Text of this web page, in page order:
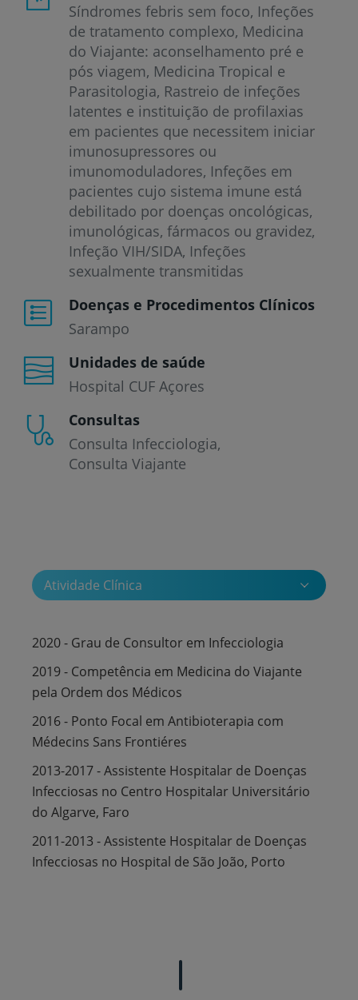
Síndromes febris sem foco, Infeções
de tratamento complexo, Medicina
do Viajante: aconselhamento pré e
pós viagem, Medicina Tropical e
Parasitologia, Rastreio de infeções
latentes e instituição de profilaxias
em pacientes que necessitem iniciar
imunosupressores ou
imunomoduladores, Infeções em
pacientes cujo sistema imune está
debilitado por doenças oncológicas,
imunológicas, fármacos ou gravidez,
Infeção VIH/SIDA, Infeções
sexualmente transmitidas
Doenças e Procedimentos Clínicos
Sarampo
Unidades de saúde
Hospital CUF Açores
Consultas
Consulta Infecciologia
Consulta Viajante
Atividade Clínica
2020 - Grau de Consultor em Infecciologia
2019 - Competência em Medicina do Viajante
pela Ordem dos Médicos
2016 - Ponto Focal em Antibioterapia com
Médecins Sans Frontiéres
2013-2017 - Assistente Hospitalar de Doenças
Infecciosas no Centro Hospitalar Universitário
do Algarve, Faro
2011-2013 - Assistente Hospitalar de Doenças
Infecciosas no Hospital de São João, Porto